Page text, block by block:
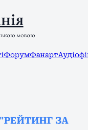
мовою
ФорумФанарт
"РЕЙТИНГ ЗА